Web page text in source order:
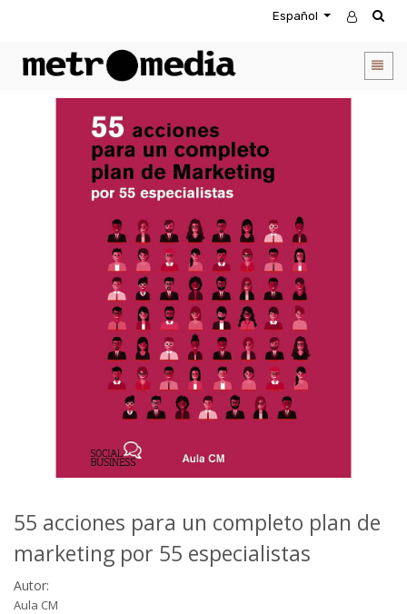
Español
55 acciones para un completo plan de
marketing por 55 especialistas
Autor:
Aula CM